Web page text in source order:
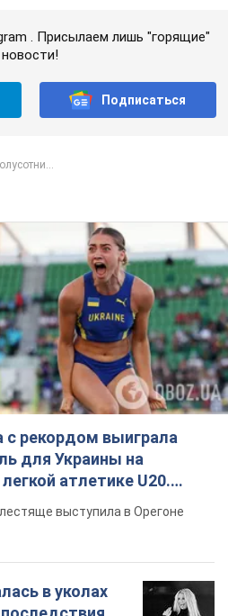
для Украины на
атлетике U20.
выступила в Орегоне
в уколах
ходила
сохранялся
был
в чём дело